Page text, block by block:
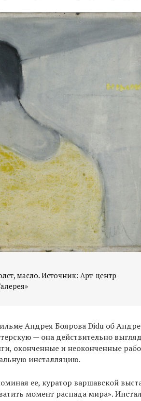
масло. Источник: Арт-центр
Андрея Боярова Didu об
— она действительно
оконченные и неоконченные
инсталляцию.
ее, куратор варшавской
момент распада мира».